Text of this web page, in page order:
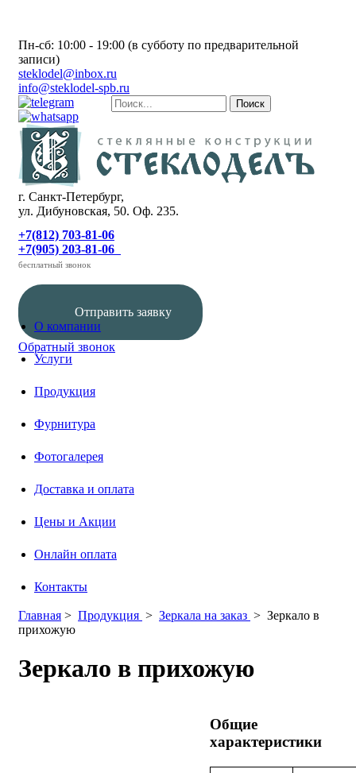
Пн-сб: 10:00 - 19:00 (в субботу по предварительной
записи)
steklodel@inbox.ru
info@steklodel-spb.ru
г. Санкт-Петербург,
ул. Дибуновская, 50. Оф. 235.
+7(812) 703-81-06
+7(905) 203-81-06
бесплатный звонок
Отправить заявку
Обратный звонок
О компании
Услуги
Продукция
Фурнитура
Фотогалерея
Доставка и оплата
Цены и Акции
Онлайн оплата
Контакты
Главная > Продукция > Зеркала на заказ > Зеркало в
прихожую
Зеркало в прихожую
Общие
характеристики